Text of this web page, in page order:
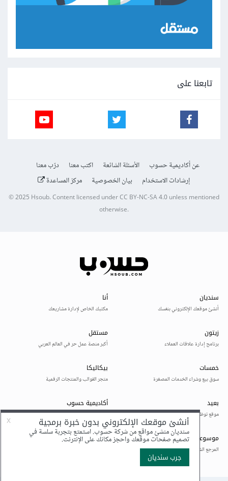
تابعنا على
عن أكاديمية حسوب الأسئلة الشائعة اكتب معنا
درّب معنا
إرشادات الاستخدام
بيان الخصوصية مركز المساعدة
© 2025Hsoub.Content licensed underCC BY-NC-SA 4.0unless mentioned
otherwise.